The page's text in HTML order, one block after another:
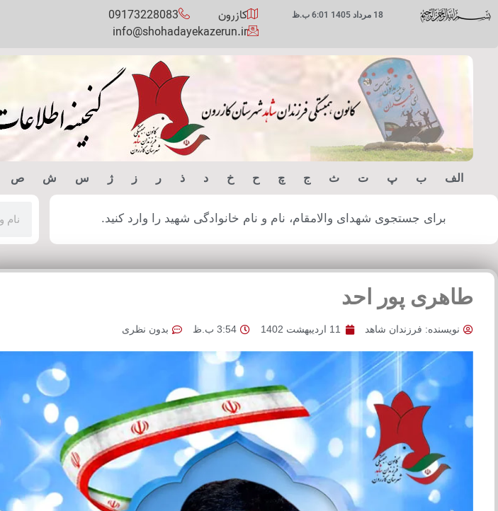
18 مرداد 1405 6:01 ب.ظ کازرون
09173228083
info@shohadayekazerun.ir
الف ب پ ت ث ج چ ح خ د ذ ر ز ژ س ش ص
برای جستجوی شهدای والامقام، نام و نام خانوادگی شهید را وارد کنید.
طاهری پور احد
نویسنده: فرزندان شاهد 11 اردیبهشت 1402 3:54 ب.ظ بدون نظری